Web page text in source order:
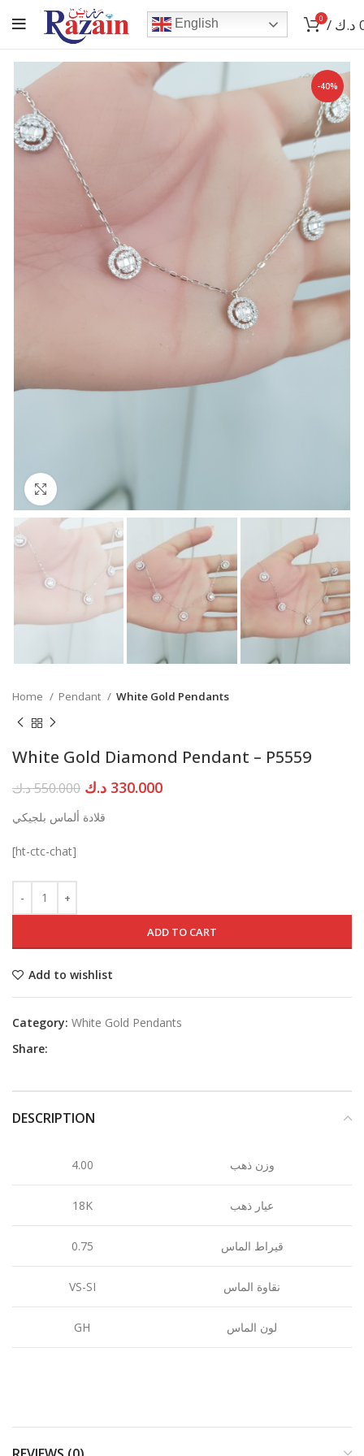
English 0 / د.ك
-40%
Click to enlarge
Home Pendant White Gold Pendants
White Gold Diamond Pendant – P5559
550.000د.ك
Original
was:
330.000 د.ك
Current
قلادة ألماس بلجيكي
[ht-ctc-chat]
ADD TO CART
Add to wishlist
Category: White Gold Pendants
Share:
DESCRIPTION
4.00 وزن ذهب
18K عيار ذهب
0.75 قيراط الماس
VS-SI نقاوة الماس
GH لون الماس